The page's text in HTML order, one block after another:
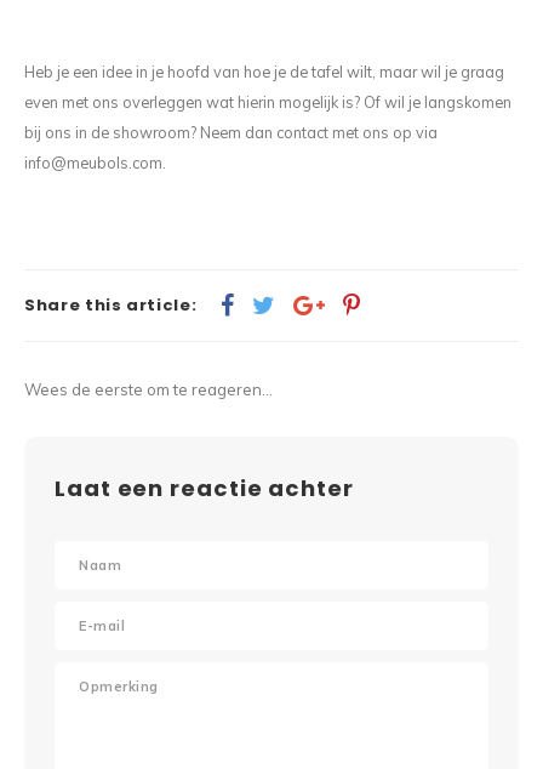
Heb je een idee in je hoofd van hoe je de tafel wilt, maar wil je graag
even met ons overleggen wat hierin mogelijk is? Of wil je langskomen
bij ons in de showroom? Neem dan contact met ons op via
info@meubols.com
Share this article:
Wees de eerste om te reageren...
Laat een reactie achter